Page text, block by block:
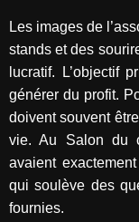
Les images de
stands et des
lucratif. L’objectif
générer du profit.
doivent souvent
vie. Au Salon du
avaient
qui soulève des
fournies.